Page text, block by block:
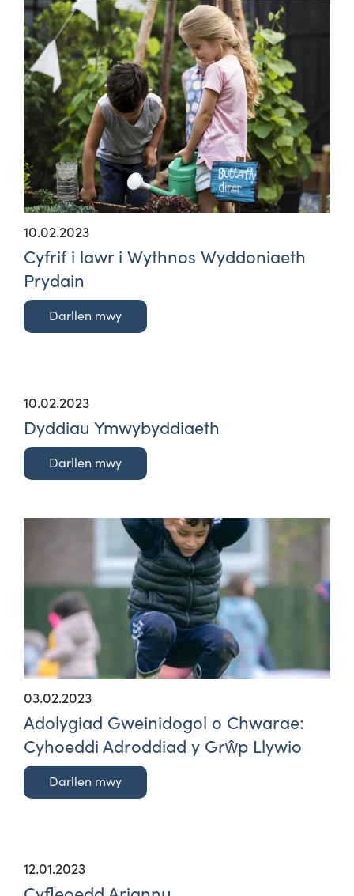
10.02.2023
Cyfrif i lawr i Wythnos Wyddoniaeth
Prydain
Darllen mwy
10.02.2023
Dyddiau Ymwybyddiaeth
Darllen mwy
03.02.2023
Adolygiad Gweinidogol o Chwarae:
Cyhoeddi Adroddiad y Grŵp Llywio
Darllen mwy
12.01.2023